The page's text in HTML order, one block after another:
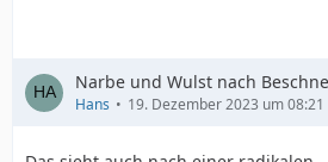
Narbe und Wulst nach
Hans 19. Dezember 2023 um 08:21